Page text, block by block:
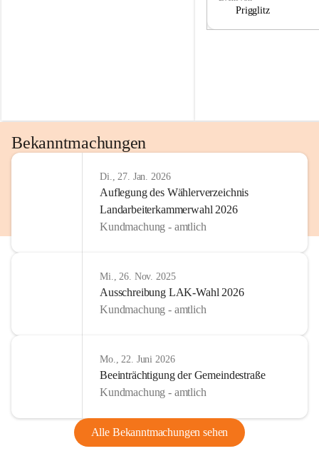
Prigglitz
Bekanntmachungen
Di., 27. Jan. 2026
Auflegung des Wählerverzeichnis
Landarbeiterkammerwahl 2026
Kundmachung - amtlich
Mi., 26. Nov. 2025
Ausschreibung LAK-Wahl 2026
Kundmachung - amtlich
Mo., 22. Juni 2026
Beeinträchtigung der Gemeindestraße
Kundmachung - amtlich
Alle Bekanntmachungen sehen